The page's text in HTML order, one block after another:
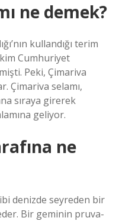
ne demek?
kullandığı terim
Cumhuriyet
Peki, Çimariva
Çimariva selamı,
sıraya girerek
geliyor.
ne
denizde seyreden bir
Bir geminin pruva-